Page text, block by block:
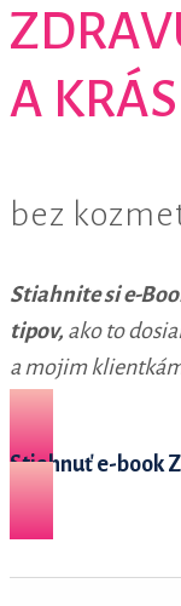
A
bez
Stiahnite si e-
tipov, ako to
a mojim
Stiahnuť e-book